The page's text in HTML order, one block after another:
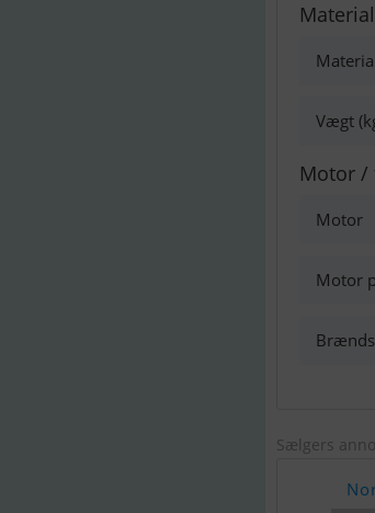
Vægt
Motor /
Motor
Motor
Sælgers